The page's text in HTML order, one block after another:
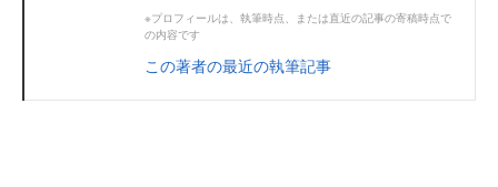
※プロフィールは、執筆時点、または直近の記事の寄稿時点で
の内容です
この著者の最近の執筆記事